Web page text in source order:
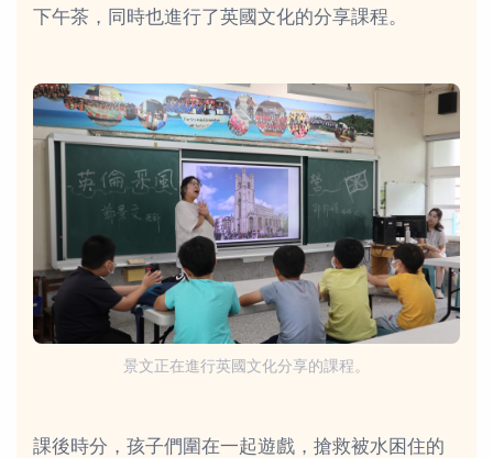
下午茶，同時也進行了英國文化的分享課程。
景文正在進行英國文化分享的課程。
課後時分，孩子們圍在一起遊戲，搶救被水困住的